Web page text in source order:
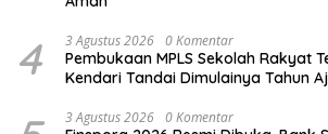
4 3 Agustus 2026 0 Komentar
Pembukaan MPLS Sekolah Rakyat
Kendari Tandai Dimulainya Tahun
3 Agustus 2026 0 Komentar